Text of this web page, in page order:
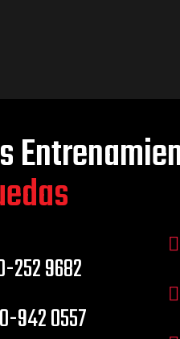
252 9682
942 0557